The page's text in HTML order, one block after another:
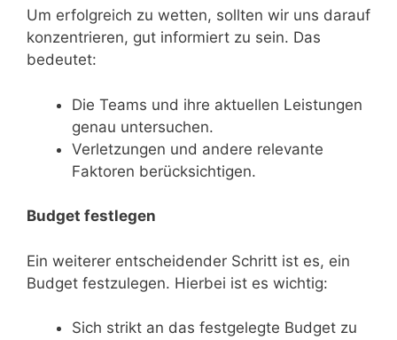
Um erfolgreich zu wetten, sollten wir uns darauf
konzentrieren, gut informiert zu sein. Das
bedeutet:
Die Teams und ihre aktuellen Leistungen
genau untersuchen.
Verletzungen und andere relevante
Faktoren berücksichtigen.
Budget festlegen
Ein weiterer entscheidender Schritt ist es, ein
Budget festzulegen. Hierbei ist es wichtig:
Sich strikt an das festgelegte Budget zu